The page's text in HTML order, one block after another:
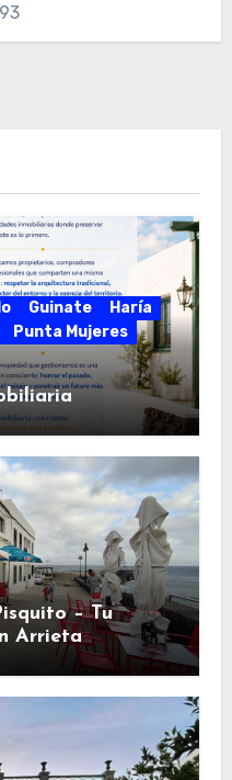
Guinate
Haría
Punta Mujeres
– Tu
Arrieta